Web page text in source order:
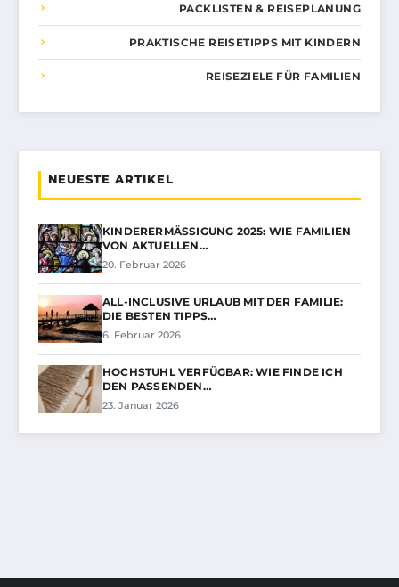
PACKLISTEN & REISEPLANUNG
PRAKTISCHE REISETIPPS MIT KINDERN
REISEZIELE FÜR FAMILIEN
NEUESTE ARTIKEL
KINDERERMÄSSIGUNG 2025: WIE FAMILIEN V
ON AKTUELLEN…
20. Februar 2026
ALL-INCLUSIVE URLAUB MIT DER FAMILIE:
DIE BESTEN TIPPS…
6. Februar 2026
HOCHSTUHL VERFÜGBAR: WIE FINDE ICH
DEN PASSENDEN…
23. Januar 2026